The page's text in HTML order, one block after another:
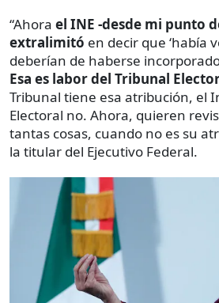
“Ahora el INE -desde mi punto
extralimitó en decir que ‘había
deberían de haberse
Esa es labor del Tribunal
Tribunal tiene esa atribución, el
Electoral no. Ahora, quieren
tantas cosas, cuando no es su
la titular del Ejecutivo Federal.